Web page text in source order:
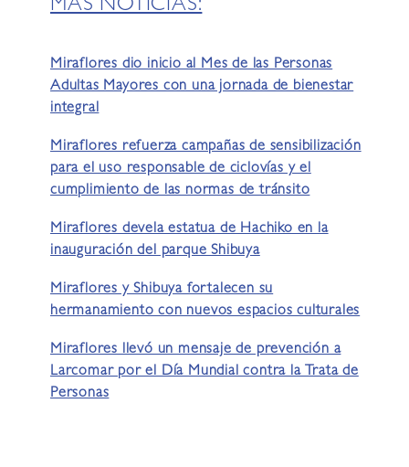
MÁS NOTICIAS:
Miraflores dio inicio al Mes de las Personas
Adultas Mayores con una jornada de bienestar
integral
Miraflores refuerza campañas de sensibilización
para el uso responsable de ciclovías y el
cumplimiento de las normas de tránsito
Miraflores devela estatua de Hachiko en la
inauguración del parque Shibuya
Miraflores y Shibuya fortalecen su
hermanamiento con nuevos espacios culturales
Miraflores llevó un mensaje de prevención a
Larcomar por el Día Mundial contra la Trata de
Personas